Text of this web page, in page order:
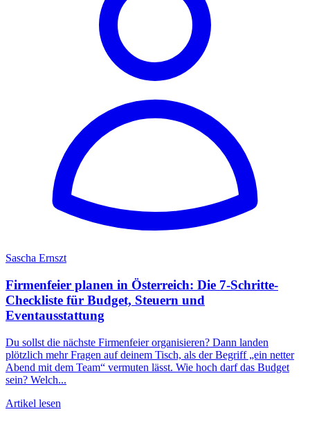
Sascha Ernszt
Firmenfeier planen in Österreich: Die 7-Schritte-
Checkliste für Budget, Steuern und
Eventausstattung
Du sollst die nächste Firmenfeier organisieren? Dann landen
plötzlich mehr Fragen auf deinem Tisch, als der Begriff „ein netter
Abend mit dem Team“ vermuten lässt. Wie hoch darf das Budget
sein? Welch...
Artikel lesen